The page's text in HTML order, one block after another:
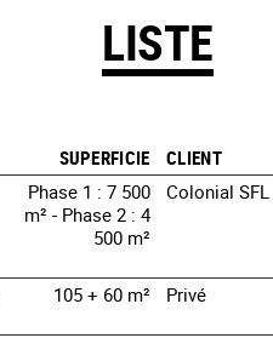
LISTE
SUPERFICIE CLIENT
Phase 1 : 7 500
m² - Phase 2 : 4
500 m²
Colonial SFL
105 + 60 m² Privé